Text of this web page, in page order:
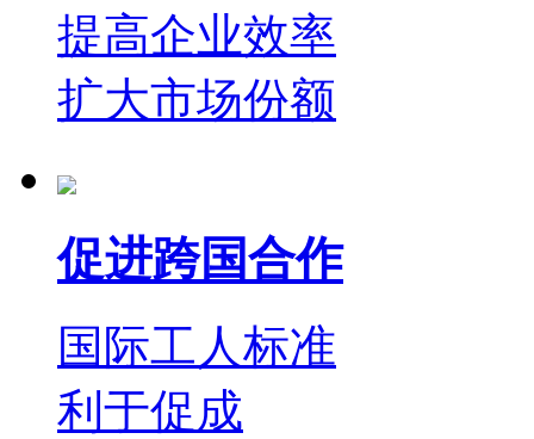
提高企业效率
扩大市场份额
促进跨国合作
国际工人标准
利于促成